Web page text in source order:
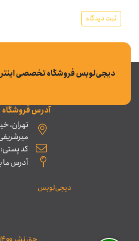
ثبت دیدگاه
دیجی‌لوبس فروشگاه تخصصی
آدرس فروشگاه
تهران،
میرشریفی پلاک 19
کد پستی: 1143954731
آدرس ما
دیجی‌لوبس